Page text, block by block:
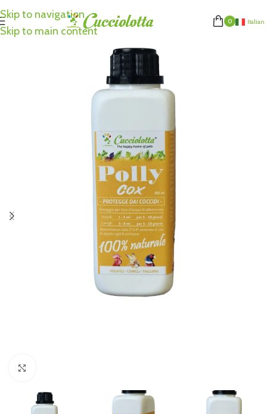
Skip to navigation
Skip to main content
0 Italian